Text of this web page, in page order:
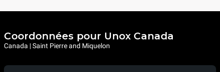
Coordonnées pour Unox Canada
Canada | Saint Pierre and Miquelon